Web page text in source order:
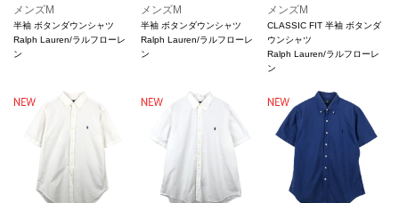
メンズM
半袖 ボタンダウンシャツ
Ralph Lauren/ラルフローレ
ン
メンズM
半袖 ボタンダウンシャツ
Ralph Lauren/ラルフローレ
ン
メンズM
CLASSIC FIT 半袖 ボタンダ
ウンシャツ
Ralph Lauren/ラルフローレ
ン